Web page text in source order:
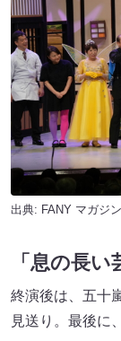
出典: FANY マガジン
「息の長
終演後は、五十
見送り。最後に